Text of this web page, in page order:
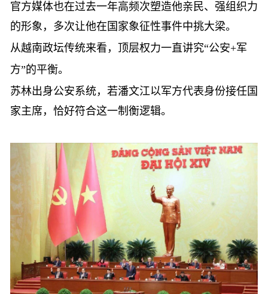
官方媒体也在过去一年高频次塑造他亲民、强组织力
的形象，多次让他在国家象征性事件中挑大梁。
从越南政坛传统来看，顶层权力一直讲究“公安+军
方”的平衡。
苏林出身公安系统，若潘文江以军方代表身份接任国
家主席，恰好符合这一制衡逻辑。